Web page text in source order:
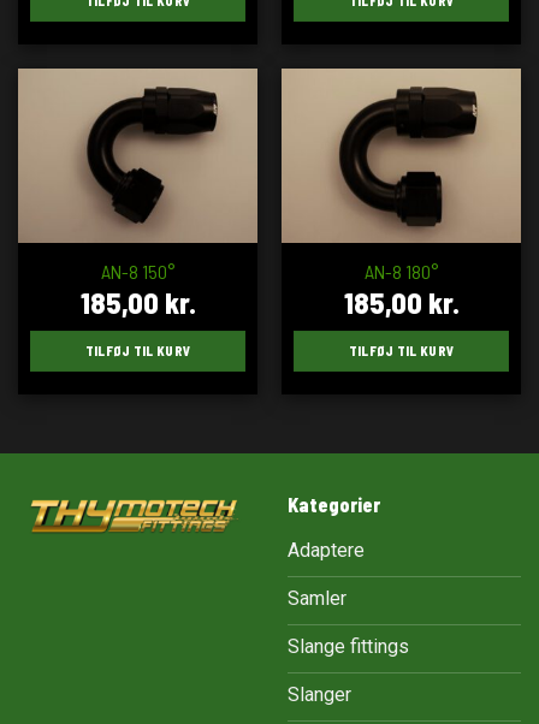
AN-8 150°
185,00 kr.
TILFØJ TIL KURV
AN-8 180°
185,00 kr.
TILFØJ TIL KURV
Kategorier
Adaptere
Samler
Slange fittings
Slanger